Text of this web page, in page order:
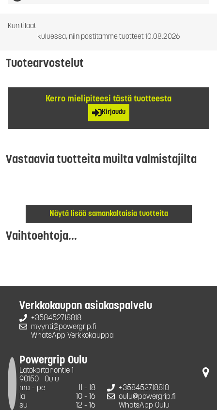
Kun tilaat
kuluessa, niin postitamme tuotteet 10.08.2026
Tuotearvostelut
Kerro mielipiteesi tästä tuotteesta
Kirjaudu
Vastaavia tuotteita muilta valmistajilta
Näytä lisää samankaltaisia tuotteita
Vaihtoehtoja...
Verkkokaupan asiakaspalvelu
+358452718818
myynti@powergrip.fi
WhatsApp Verkkokauppa
Powergrip Oulu
Latokartanontie 1
90150
Oulu
ma - pe
11 - 18
la
10 - 16
su
12 - 16
+358452718818
oulu@powergrip.fi
WhatsApp Oulu